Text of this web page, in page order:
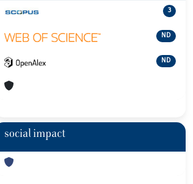
3
ND
ND
social impact